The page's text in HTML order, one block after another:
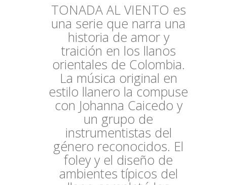
TONADA AL VIENTO es
una serie que narra una
historia de amor y
traición en los llanos
orientales de Colombia.
La música original en
estilo llanero la compuse
con Johanna Caicedo y
un grupo de
instrumentistas del
género reconocidos. El
foley y el diseño de
ambientes típicos del